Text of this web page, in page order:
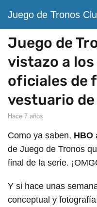
Juego de Tronos
Juego de
vistazo a
oficiales de
vestuario de
hace 7 años
Como ya saben, HBO
de Juego de Tronos
final de la serie.
Y si hace unas
conceptual y